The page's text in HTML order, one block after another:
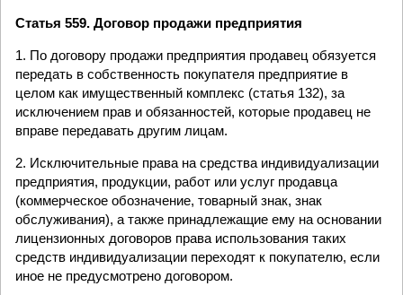
Статья 559. Договор продажи предприятия
1. По договору продажи предприятия продавец обязуется
передать в собственность покупателя предприятие в
целом как имущественный комплекс (статья 132), за
исключением прав и обязанностей, которые продавец не
вправе передавать другим лицам.
2. Исключительные права на средства индивидуализации
предприятия, продукции, работ или услуг продавца
(коммерческое обозначение, товарный знак, знак
обслуживания), а также принадлежащие ему на основании
лицензионных договоров права использования таких
средств индивидуализации переходят к покупателю, если
иное не предусмотрено договором.